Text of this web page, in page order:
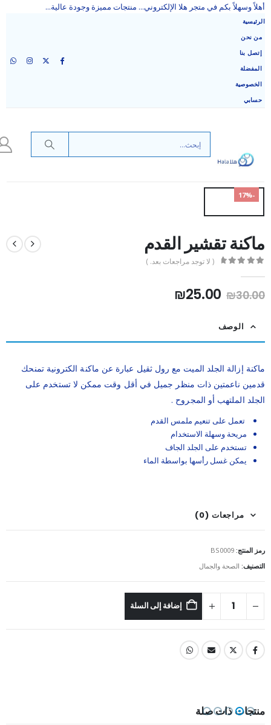
أهلاً وسهلاً بكم في متجر هلا الإلكتروني... منتجات مميزة وجودة عالية...
الرئيسية
من نحن
إتصل بنا
المفضلة
الخصوصية
حسابي
-17%
ماكنة تقشير القدم
( لا توجد مراجعات بعد. )
₪30.00 السعر
₪30.00.
₪25.00
الوصف
ماكنة إزالة الجلد الميت مع رول ثقيل عبارة عن ماكنة الكترونية تمنحك
قدمين ناعمتين ذات منظر جميل في أقل وقت ممكن لا تستخدم على
الجلد الملتهب أو المجروح .
تعمل على تنعيم ملمس القدم
مريحة وسهلة الاستخدام
تستخدم على الجلد الجاف
يمكن غسل رأسها بواسطة الماء
مراجعات (0)
رمز المنتج: BS0009
التصنيف: الصحة والجمال
إضافة إلى السلة
منتجات ذات صلة